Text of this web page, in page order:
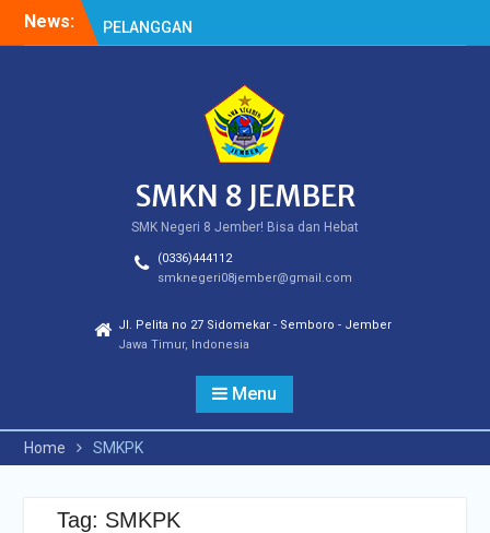
News:
HASIL SPMB PEMENUHAN
KUOTA
HASIL SURVEY KEPUASAN
SMKN 8 JEMBER
SMK Negeri 8 Jember! Bisa dan Hebat
(0336)444112
smknegeri08jember@gmail.com
Jl. Pelita no 27 Sidomekar - Semboro - Jember
Jawa Timur, Indonesia
Menu
Home SMKPK
Tag: SMKPK